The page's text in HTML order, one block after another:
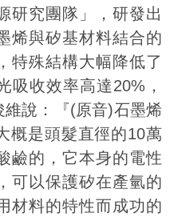
研究團隊」，研發出
烯與矽基材料結合的
特殊結構大幅降低了
吸收效率高達20%，
維說：『(原音)石墨烯
概是頭髮直徑的10萬
鹼的，它本身的電性
可以保護矽在產氫的
材料的特性而成功的